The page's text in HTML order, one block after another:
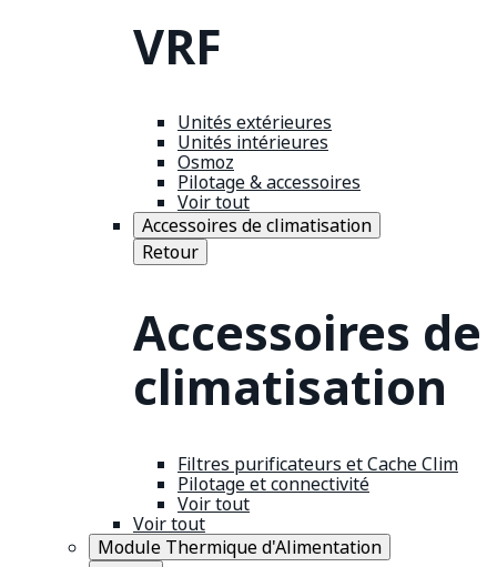
VRF
Unités extérieures
Unités intérieures
Osmoz
Pilotage & accessoires
Voir tout
Accessoires de climatisation
Retour
Accessoires de
climatisation
Filtres purificateurs et Cache Clim
Pilotage et connectivité
Voir tout
Voir tout
Module Thermique d'Alimentation